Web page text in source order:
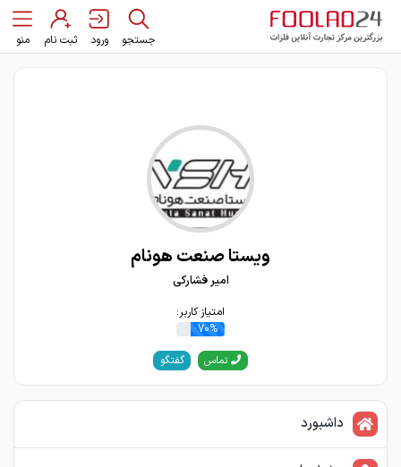
جستجو ورود ثبت نام منو
ویستا صنعت هونام
امیر فشارکی
امتیاز کاربر:
70%
تماس گفتگو
داشبورد